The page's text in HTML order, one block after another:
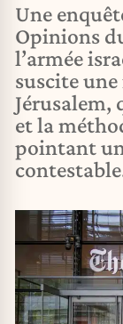
Une
Opinions
l’armée
suscite
Jérusalem,
et la
pointant